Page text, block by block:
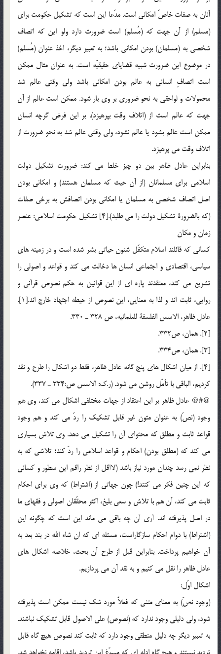
آنان به صفات خاصّ امكاني است. مدّعا اين است كه تشكيل حكومت براي
(مسلم) از آن جهت كه (مُسلم) است ضرورت دارد ولو اين كه اتصاف
شخصي به (مسلمان) بودن امكاني باشد؛ به تعبير ديگر، اخذ عنوان (مُسلم)
در موضوع اين ضرورت شبيه قضاياي حقيقيّه است. به عنوان مثال ممكن
است اتصافِ انساني به عالم بودن امكاني باشد ولي وقتي عالم شد
محمولات و لواحقي به نحو ضروري بر وي بار شود. ممكن است عالم از آن
جهت كه عالم است از (اتلاف وقت بپرهيزد). بر اين فرض گرچه انسان
ممكن است عالم بشود يا عالم نشود، ولي وقتي عالم شد به نحو ضرورت از
اتلاف وقت مي پرهيزد.
بنابراين عادل ظاهر بين دو چيز خلط مي كند: ضرورت تشكيل دولت
اسلامي براي مسلمانان (از آن حيث كه مسلمان هستند) و امكاني بودن
اصل اتصاف شخصي به مسلمان يا امكاني بودن اتصافش به برخي صفات
(كه بالضرورة تشكيل دولت را مي طلبد).[4] تشكيل حكومت اسلامي: عنصر
زمان و مكان
كساني كه قائلند اسلام متكفّل شئون حياتي بشر شده است و در زمينه هاي
سياسي، اقتصادي و اجتماعي انسان ها دخالت مي كند و قواعد و اصولي را
تشريع مي كند، معتقدند پاره اي از اين قوانين به حكم نصوص قرآني و
روايي، ثابت اند و لذا به معنايي، اين نصوص از حيطه اجتهاد خارج اند.[1].
عادل ظاهر، الاسس الفلسفة للعلمانيه، ص 328 ـ 330.
[2]. همان، ص332.
[3]. همان، ص334.
[4]. از ميان اشكال هاى پنج گانه عادل ظاهر، فقط دو اشكال را طرح و نقد
كرديم، الباقى با تأمّل روشن مى شود. (ر.ك: الاسس ص:334 ـ 337).
@#@ عادل ظاهر بر اين اعتقاد از جهات مختلفي اشكال مي كند، وي هم
وجود (نصّ) به عنوان متون غير قابل تشكيك را ردّ مي كند و هم وجود
قواعد ثابت و مطلق كه محتواي آن را تشكيل مي دهد. وي تلاش بسياري
مي كند كه (مطلق بودن) احكام و قواعد اسلامي را ردّ كند؛ تلاشي كه به
نظر نمي رسد چندان مورد نياز باشد (لااقل از نظر راقم اين سطور و كساني
كه اين چنين فكر مي كنند!) چون جهاتي از (اشتراط) كه وي براي احكام
ثابت مي كند، آن هم با تلاش و سعي بليغ، اكثر محقّقان اصولي و فقهاي ما
در اصل پذيرفته اند. آري آن چه باقي مي ماند اين است كه چگونه اين
(اشتراط) با دوام احكام سازگاراست، مسئله اي كه ان شاء الله در بند بعد به
آن خواهيم پرداخت. بنابراين قبل از طرح آن بحث، خلاصه اشكال هاي
عادل ظاهر را نقل مي كنيم و به نقد آن مي پردازيم.
اشكال اوّل:
(وجود نصّ) به معناي متني كه فعلاً مورد شك نيست ممكن است پذيرفته
شود، ولي دليلي وجود ندارد كه (نصوص) علي الاصول قابل تشكيك نباشند.
به تعبير ديگر چه دليل منطقي وجود دارد كه ثابت كند نصوص هيچ گاه قابل